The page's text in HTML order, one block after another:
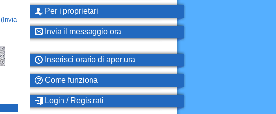
(Invia
Per i proprietari
Invia il messaggio ora
Inserisci orario di apertura
Come funziona
Login / Registrati